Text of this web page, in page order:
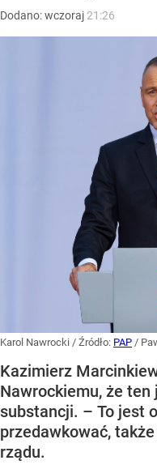
Dodano:wczoraj 21:26
Karol Nawrocki / Źródło: PAP /
Kazimierz
Nawrockiemu, że
substancji. – To jest
przedawkować,
rządu.